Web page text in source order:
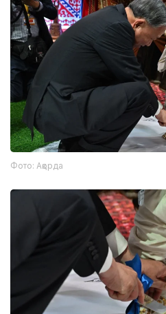
Фото: Ақорда